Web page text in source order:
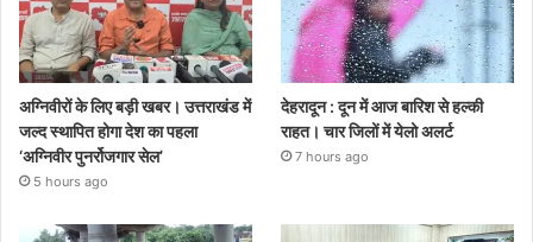
अग्निवीरों के लिए बड़ी खबर। उत्तराखंड में
जल्द स्थापित होगा देश का पहला
‘अग्निवीर पुनर्रोजगार सेल’
5 hours ago
देहरादून : दून में आज बारिश से हल्की
राहत। चार जिलों में येलो अलर्ट
7 hours ago